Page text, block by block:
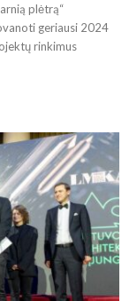
plėtrą“
geriausi 2024
rinkimus